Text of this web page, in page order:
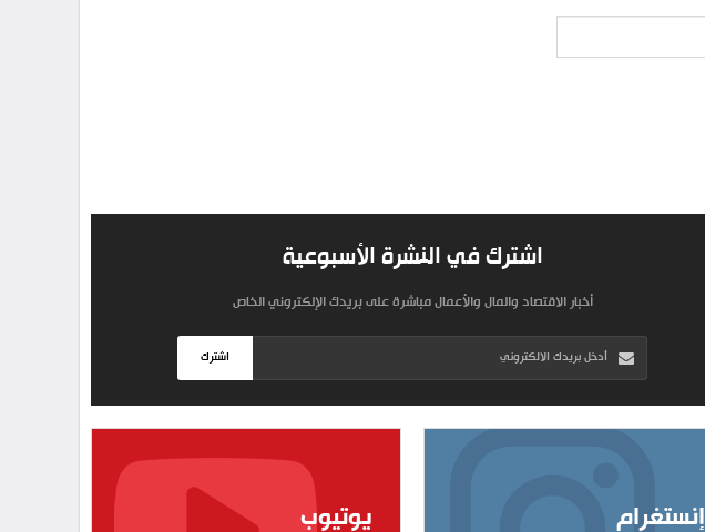
اشترك في النشرة الأسبوعية
أخبار الاقتصاد والمال والأعمال مباشرة على بريدك الإلكتروني الخاص
اشترك
إنستغرام يوتيوب